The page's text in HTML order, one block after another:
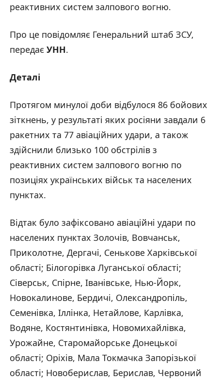
реактивних систем залпового вогню.
Про це повідомляє Генеральний штаб ЗСУ,
передає УНН.
Деталі
Протягом минулої доби відбулося 86 бойових
зіткнень, у результаті яких росіяни завдали 6
ракетних та 77 авіаційних удари, а також
здійснили близько 100 обстрілів з
реактивних систем залпового вогню по
позиціях українських військ та населених
пунктах.
Відтак було зафіксовано авіаційні удари по
населених пунктах Золочів, Вовчанськ,
Приколотне, Дергачі, Сенькове Харківської
області; Білогорівка Луганської області;
Сіверськ, Спірне, Іванівське, Нью-Йорк,
Новокалинове, Бердичі, Олександропіль,
Семенівка, Іллінка, Нетайлове, Карлівка,
Водяне, Костянтинівка, Новомихайлівка,
Урожайне, Старомайорське Донецької
області; Оріхів, Мала Токмачка Запорізької
області; Новоберислав, Берислав, Червоний